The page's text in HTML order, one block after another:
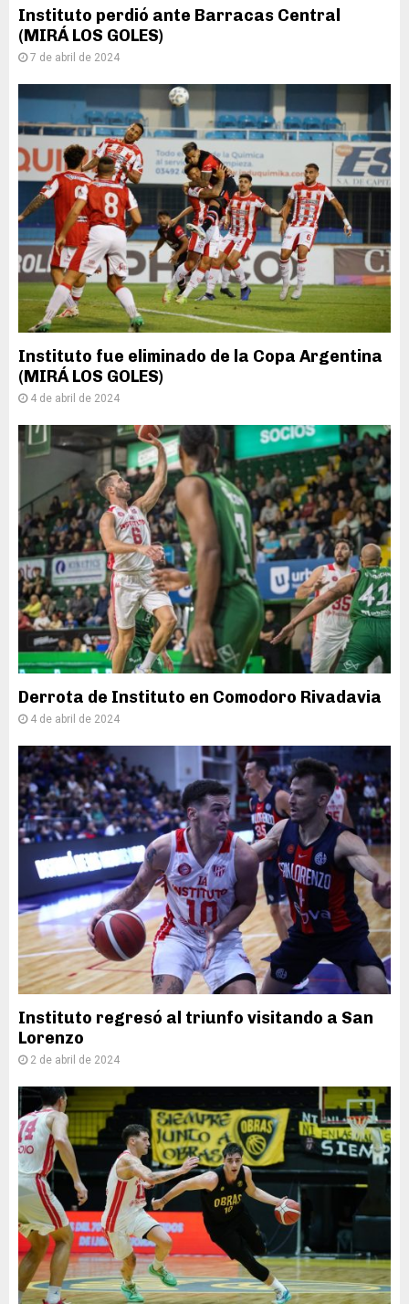
Instituto perdió ante Barracas Central
(MIRÁ LOS GOLES)
7 de abril de 2024
Instituto fue eliminado de la Copa Argentina
(MIRÁ LOS GOLES)
4 de abril de 2024
Derrota de Instituto en Comodoro Rivadavia
4 de abril de 2024
Instituto regresó al triunfo visitando a San
Lorenzo
2 de abril de 2024